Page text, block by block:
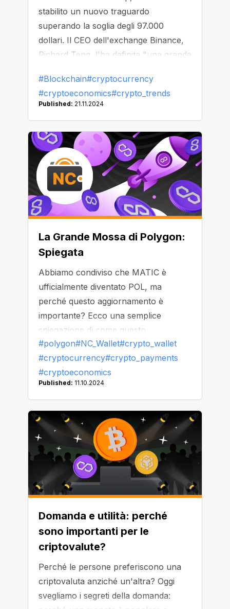
stabilito un nuovo traguardo
superando la soglia degli 97.000
dollari. Il CEO dell'exchange Binance,
Richard Teng, l'ha definita "una grande
significare il nuovo mandato di Donald
Trump per lo sviluppo globale del
#Blockchain#cryptocurrency
#cryptoeconomics#crypto_trends
Published: 21.11.2024
La Grande Mossa di Polygon:
Spiegata
Abbiamo condiviso che MATIC è
ufficialmente diventato POL, ma
perché questo aggiornamento è
importante? Ecco una semplice
spiegazione di come questo
aggiornamento ti riguarda come utente
— e perché POL potrebbe diventare il
tuo token preferito.
#polygon#NC_Wallet#crypto_wallet
#cryptocurrency#crypto_payments
#cryptoeconomics
Published: 11.10.2024
Domanda e utilità: perché
sono importanti per le
criptovalute?
Perché le persone preferiscono una
criptovaluta anziché un'altra? Oggi
svegliamo i segreti della domanda: